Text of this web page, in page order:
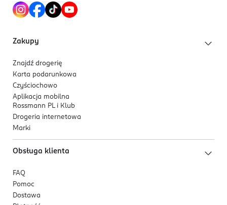
Zakupy
Znajdź drogerię
Karta podarunkowa
Czyściochowo
Aplikacja mobilna
Rossmann PL i Klub
Drogeria internetowa
Marki
Obsługa klienta
FAQ
Pomoc
Dostawa